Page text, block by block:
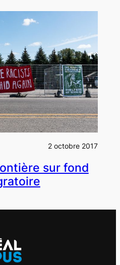
2 octobre 2017
sur fond